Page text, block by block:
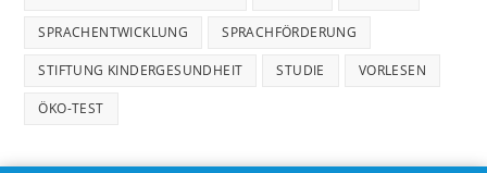
SPRACHENTWICKLUNG SPRACHFÖRDERUNG
STIFTUNG KINDERGESUNDHEIT STUDIE VORLESEN
ÖKO-TEST